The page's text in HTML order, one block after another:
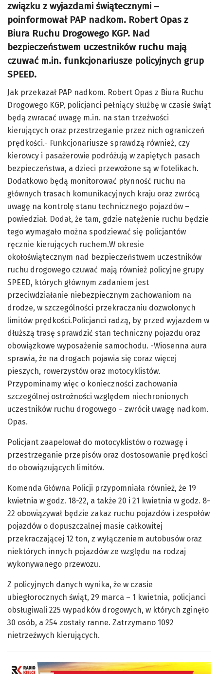
związku z wyjazdami świątecznymi –
poinformował PAP nadkom. Robert Opas z
Biura Ruchu Drogowego KGP. Nad
bezpieczeństwem uczestników ruchu mają
czuwać m.in. funkcjonariusze policyjnych grup
SPEED.
Jak przekazał PAP nadkom. Robert Opas z Biura Ruchu
Drogowego KGP, policjanci pełniący służbę w czasie świąt
będą zwracać uwagę m.in. na stan trzeźwości
kierujących oraz przestrzeganie przez nich ograniczeń
prędkości.- Funkcjonariusze sprawdzą również, czy
kierowcy i pasażerowie podróżują w zapiętych pasach
bezpieczeństwa, a dzieci przewożone są w fotelikach.
Dodatkowo będą monitorować płynność ruchu na
głównych trasach komunikacyjnych kraju oraz zwrócą
uwagę na kontrolę stanu technicznego pojazdów –
powiedział. Dodał, że tam, gdzie natężenie ruchu będzie
tego wymagało można spodziewać się policjantów
ręcznie kierujących ruchem.W okresie
okołoświątecznym nad bezpieczeństwem uczestników
ruchu drogowego czuwać mają również policyjne grupy
SPEED, których głównym zadaniem jest
przeciwdziałanie niebezpiecznym zachowaniom na
drodze, w szczególności przekraczaniu dozwolonych
limitów prędkości.Policjanci radzą, by przed wyjazdem w
dłuższą trasę sprawdzić stan techniczny pojazdu oraz
obowiązkowe wyposażenie samochodu. -Wiosenna aura
sprawia, że na drogach pojawia się coraz więcej
pieszych, rowerzystów oraz motocyklistów.
Przypominamy więc o konieczności zachowania
szczególnej ostrożności względem niechronionych
uczestników ruchu drogowego – zwrócił uwagę nadkom.
Opas.
Policjant zaapelował do motocyklistów o rozwagę i
przestrzeganie przepisów oraz dostosowanie prędkości
do obowiązujących limitów.
Komenda Główna Policji przypomniała również, że 19
kwietnia w godz. 18-22, a także 20 i 21 kwietnia w godz. 8-
22 obowiązywał będzie zakaz ruchu pojazdów i zespołów
pojazdów o dopuszczalnej masie całkowitej
przekraczającej 12 ton, z wyłączeniem autobusów oraz
niektórych innych pojazdów ze względu na rodzaj
wykonywanego przewozu.
Z policyjnych danych wynika, że w czasie
ubiegłorocznych świąt, 29 marca – 1 kwietnia, policjanci
obsługiwali 225 wypadków drogowych, w których zginęło
30 osób, a 254 zostały ranne. Zatrzymano 1092
nietrzeźwych kierujących.